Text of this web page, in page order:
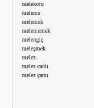
melekotu
meleme
melemek
melememek
melengiç
meleşmek
melez
melez canlı
melez çamı